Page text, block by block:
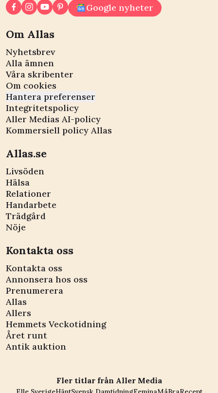
Google nyheter
Om Allas
Nyhetsbrev
Alla ämnen
Våra skribenter
Om cookies
Hantera preferenser
Integritetspolicy
Aller Medias AI-policy
Kommersiell policy Allas
Allas.se
Livsöden
Hälsa
Relationer
Handarbete
Trädgård
Nöje
Kontakta oss
Kontakta oss
Annonsera hos oss
Prenumerera
Allas
Allers
Hemmets Veckotidning
Året runt
Antik auktion
Fler titlar från Aller Media